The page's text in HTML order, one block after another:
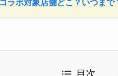
ラボ対象店舗どこ？いつまで
目次